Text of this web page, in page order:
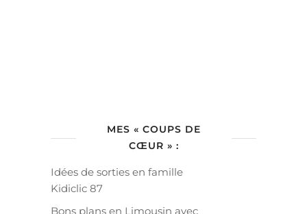
MES « COUPS DE
CŒUR » :
Idées de sorties en famille
Kidiclic 87
Bons plans en Limousin avec